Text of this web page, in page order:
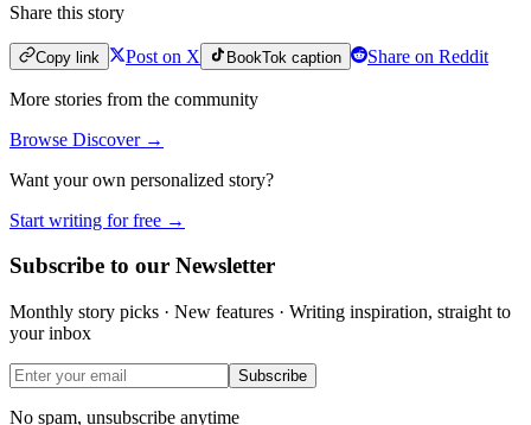
Share this story
Copy link Post on X BookTok caption Share on Reddit
More stories from the community
Browse Discover →
Want your own personalized story?
Start writing for free →
Subscribe to our Newsletter
Monthly story picks · New features · Writing inspiration, straight to
your inbox
Subscribe
No spam, unsubscribe anytime